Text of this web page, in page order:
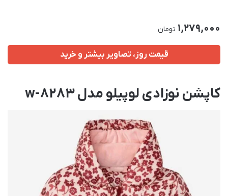
1,279,000 تومان
قیمت روز، تصاویر بیشتر و خرید
کاپشن نوزادی لوپیلو مدل w-8283